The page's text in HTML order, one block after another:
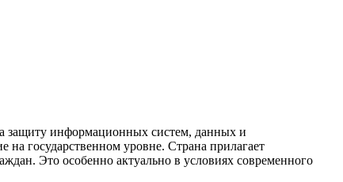
защиту информационных систем, данных и
на государственном уровне. Страна прилагает
Это особенно актуально в условиях современного